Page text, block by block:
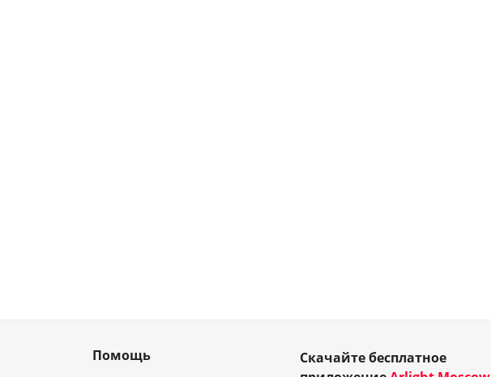
Помощь
Скачайте бесплатное